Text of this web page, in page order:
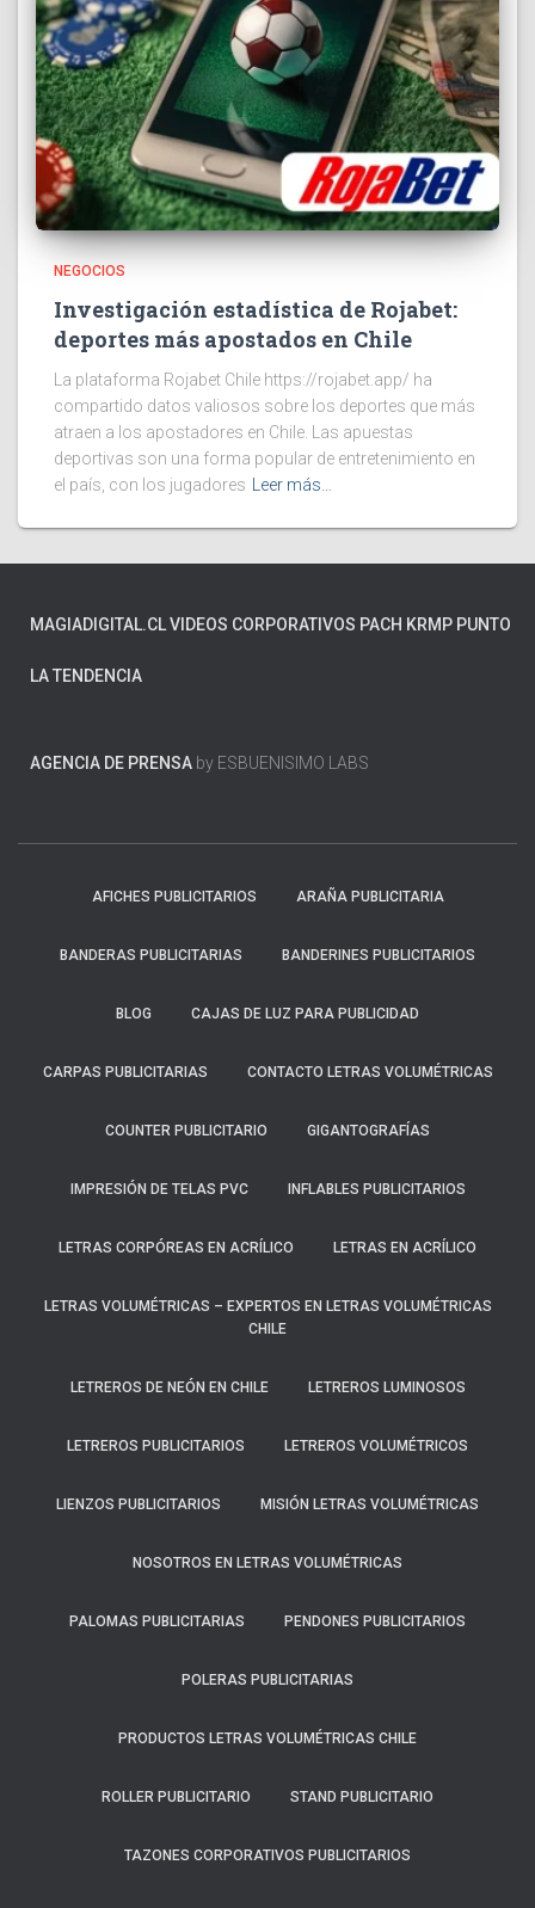
NEGOCIOS
Investigación estadística de Rojabet:
deportes más apostados en Chile
La plataforma Rojabet Chile https://rojabet.app/ ha
compartido datos valiosos sobre los deportes que más
atraen a los apostadores en Chile. Las apuestas
deportivas son una forma popular de entretenimiento en
el país, con los jugadores
Leer más…
MAGIADIGITAL.CLVIDEOS CORPORATIVOS PACH KRMP PUNTO
LA TENDENCIA
AGENCIA DE PRENSA by ESBUENISIMO LABS
AFICHES PUBLICITARIOS ARAÑA PUBLICITARIA
BANDERAS PUBLICITARIAS BANDERINES PUBLICITARIOS
BLOG CAJAS DE LUZ PARA PUBLICIDAD
CARPAS PUBLICITARIAS CONTACTO LETRAS VOLUMÉTRICAS
COUNTER PUBLICITARIO GIGANTOGRAFÍAS
IMPRESIÓN DE TELAS PVC INFLABLES PUBLICITARIOS
LETRAS CORPÓREAS EN ACRÍLICO LETRAS EN ACRÍLICO
LETRAS VOLUMÉTRICAS – EXPERTOS EN LETRAS VOLUMÉTRICAS
CHILE
LETREROS DE NEÓN EN CHILE LETREROS LUMINOSOS
LETREROS PUBLICITARIOS LETREROS VOLUMÉTRICOS
LIENZOS PUBLICITARIOS MISIÓN LETRAS VOLUMÉTRICAS
NOSOTROS EN LETRAS VOLUMÉTRICAS
PALOMAS PUBLICITARIAS PENDONES PUBLICITARIOS
POLERAS PUBLICITARIAS
PRODUCTOS LETRAS VOLUMÉTRICAS CHILE
ROLLER PUBLICITARIO STAND PUBLICITARIO
TAZONES CORPORATIVOS PUBLICITARIOS